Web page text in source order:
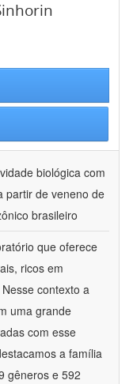
biológica com
partir de veneno de
brasileiro
que oferece
ricos em
contexto a
uma grande
com esse
a família
gêneros e 592